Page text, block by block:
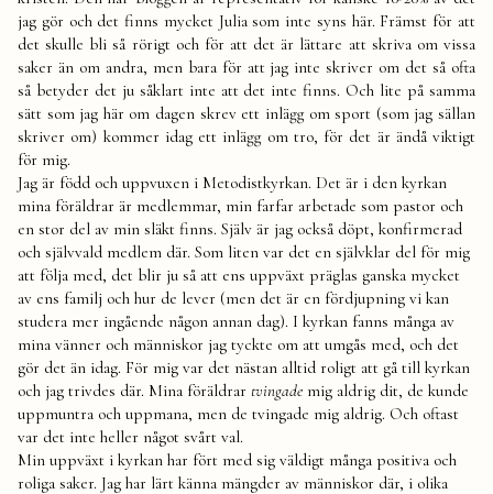
jag gör och det finns mycket Julia som inte syns här. Främst för att
det skulle bli så rörigt och för att det är lättare att skriva om vissa
saker än om andra, men bara för att jag inte skriver om det så ofta
så betyder det ju såklart inte att det inte finns. Och lite på samma
sätt som jag här om dagen skrev ett inlägg om sport (som jag sällan
skriver om) kommer idag ett inlägg om tro, för det är ändå viktigt
för mig.
Jag är född och uppvuxen i Metodistkyrkan. Det är i den kyrkan
mina föräldrar är medlemmar, min farfar arbetade som pastor och
en stor del av min släkt finns. Själv är jag också döpt, konfirmerad
och självvald medlem där. Som liten var det en självklar del för mig
att följa med, det blir ju så att ens uppväxt präglas ganska mycket
av ens familj och hur de lever (men det är en fördjupning vi kan
studera mer ingående någon annan dag). I kyrkan fanns många av
mina vänner och människor jag tyckte om att umgås med, och det
gör det än idag. För mig var det nästan alltid roligt att gå till kyrkan
och jag trivdes där. Mina föräldrar tvingade mig aldrig dit, de kunde
uppmuntra och uppmana, men de tvingade mig aldrig. Och oftast
var det inte heller något svårt val.
Min uppväxt i kyrkan har fört med sig väldigt många positiva och
roliga saker. Jag har lärt känna mängder av människor där, i olika